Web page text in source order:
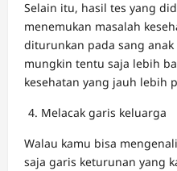
Selain itu, hasil tes yang
menemukan masalah
diturunkan pada sang
mungkin tentu saja lebih
kesehatan yang jauh lebih
Melacak garis keluarga
Walau kamu bisa
saja garis keturunan yang